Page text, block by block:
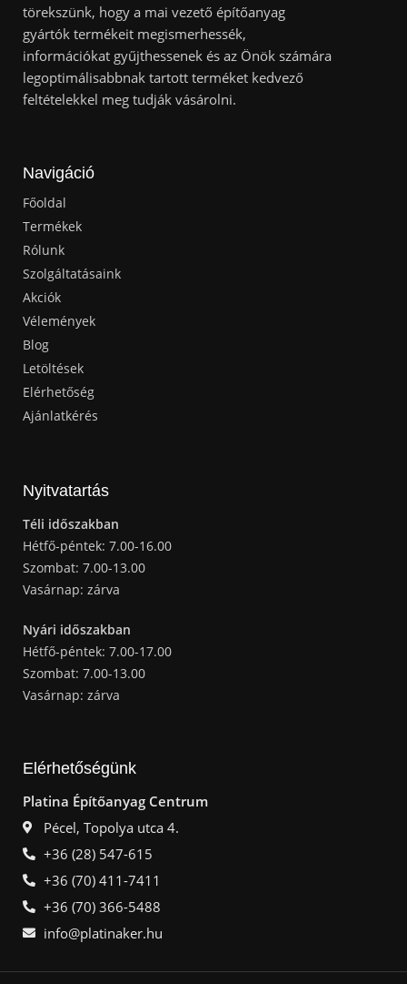
törekszünk, hogy a mai vezető építőanyag
gyártók termékeit megismerhessék,
információkat gyűjthessenek és az Önök számára
legoptimálisabbnak tartott terméket kedvező
feltételekkel meg tudják vásárolni.
Navigáció
Főoldal
Termékek
Rólunk
Szolgáltatásaink
Akciók
Vélemények
Blog
Letöltések
Elérhetőség
Ajánlatkérés
Nyitvatartás
Téli időszakban
Hétfő-péntek: 7.00-16.00
Szombat: 7.00-13.00
Vasárnap: zárva
Nyári időszakban
Hétfő-péntek: 7.00-17.00
Szombat: 7.00-13.00
Vasárnap: zárva
Elérhetőségünk
Platina Építőanyag Centrum
Pécel, Topolya utca 4.
+36 (28) 547-615
+36 (70) 411-7411
+36 (70) 366-5488
info@platinaker.hu